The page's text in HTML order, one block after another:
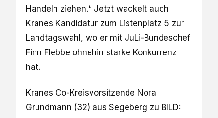
Handeln ziehen.“ Jetzt wackelt auch
Kranes Kandidatur zum Listenplatz 5 zur
Landtagswahl, wo er mit JuLi-Bundeschef
Finn Flebbe ohnehin starke Konkurrenz
hat.
Kranes Co-Kreisvorsitzende Nora
Grundmann (32) aus Segeberg zu BILD: